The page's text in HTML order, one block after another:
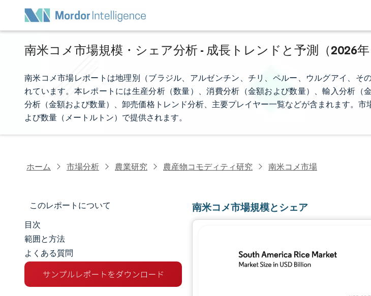
南米コメ市場規模・シェア分析 - 成長トレンドと予測（2026年
南米コメ市場レポートは地理別（ブラジル、アルゼンチン、チリ、ペルー、ウルグアイ、そ
れています。本レポートには生産分析（数量）、消費分析（金額および数量）、輸入分析（
分析（金額および数量）、卸売価格トレンド分析、主要プレイヤー一覧などが含まれます。市
よび数量（メートルトン）で提供されます。
ホーム 市場分析 農業研究 農産物コモディティ研究 南米コメ市場
このレポートについて
市場規模とシェア
市場分析
トレンドとインサイト
目次
範囲と方法
よくある質問
南米コメ市場規模とシェア